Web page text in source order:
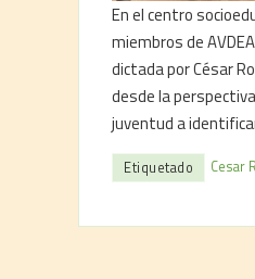
En el centro
miembros de
dictada por César
desde la
juventud a
Etiquetado Cesar